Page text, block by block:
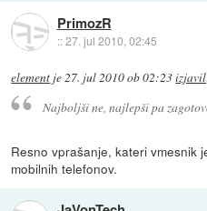
PrimozR
::27. jul 2010, 02:45
element je 27. jul 2010 ob 02:23izjavil
Najboljši ne, najlepši pa
Resno vprašanje, kateri vmesnik
mobilnih telefonov.